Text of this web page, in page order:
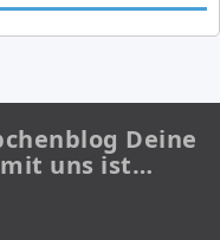
Deine
mit uns ist…